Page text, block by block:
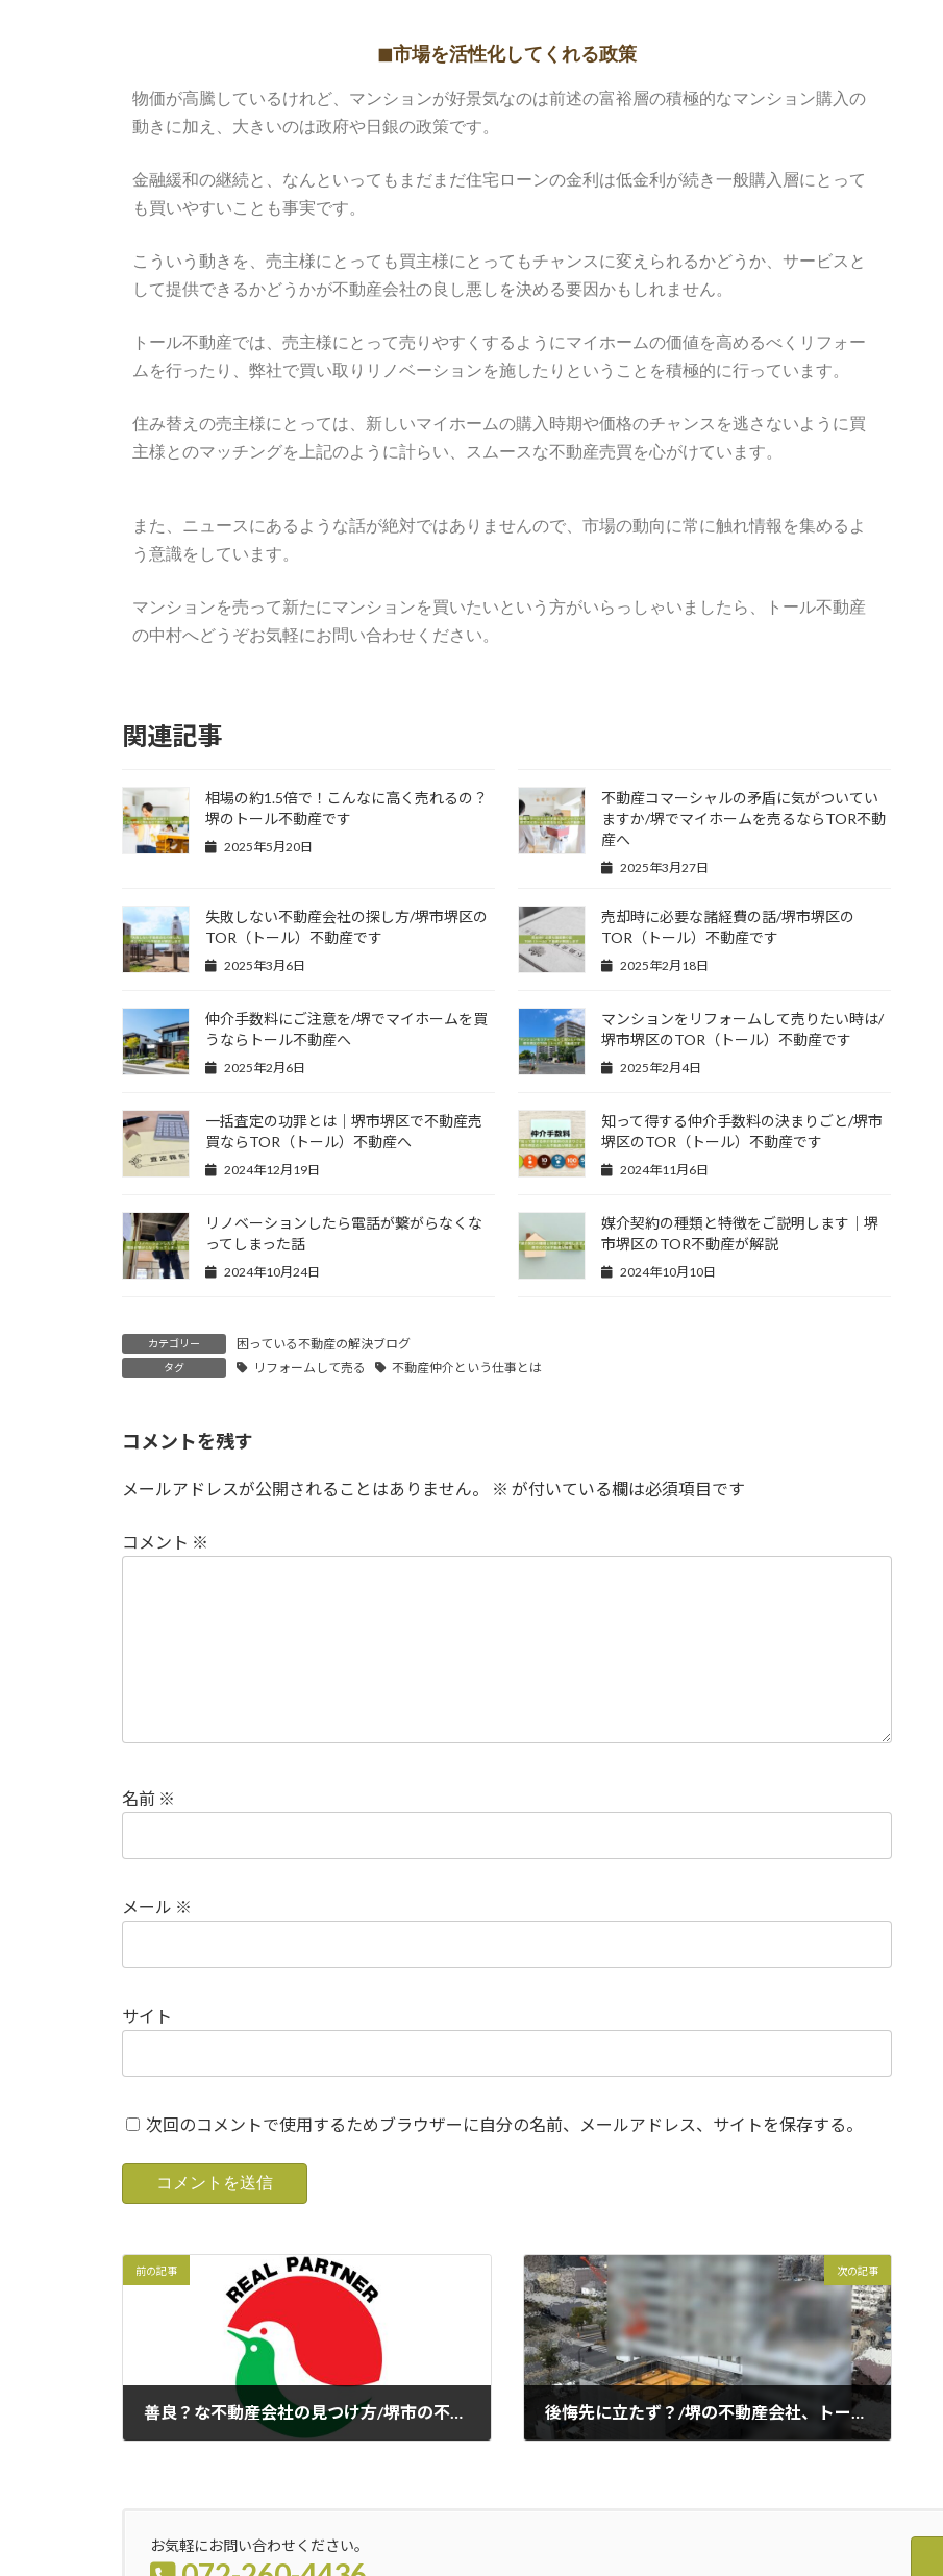
◼︎市場を活性化してくれる政策
物価が高騰しているけれど、マンションが好景気なのは前述の富裕層の積極的なマンション購入の
動きに加え、大きいのは政府や日銀の政策です。
金融緩和の継続と、なんといってもまだまだ住宅ローンの金利は低金利が続き一般購入層にとって
も買いやすいことも事実です。
こういう動きを、売主様にとっても買主様にとってもチャンスに変えられるかどうか、サービスと
して提供できるかどうかが不動産会社の良し悪しを決める要因かもしれません。
トール不動産では、売主様にとって売りやすくするようにマイホームの価値を高めるべくリフォー
ムを行ったり、弊社で買い取りリノベーションを施したりということを積極的に行っています。
住み替えの売主様にとっては、新しいマイホームの購入時期や価格のチャンスを逃さないように買
主様とのマッチングを上記のように計らい、スムースな不動産売買を心がけています。
また、ニュースにあるような話が絶対ではありませんので、市場の動向に常に触れ情報を集めるよ
う意識をしています。
マンションを売って新たにマンションを買いたいという方がいらっしゃいましたら、トール不動産
の中村へどうぞお気軽にお問い合わせください。
関連記事
相場の約1.5倍で！こんなに高く売れるの？
堺のトール不動産です
2025年5月20日
不動産コマーシャルの矛盾に気がついてい
ますか/堺でマイホームを売るならTOR不動
産へ
2025年3月27日
失敗しない不動産会社の探し方/堺市堺区の
TOR（トール）不動産です
2025年3月6日
売却時に必要な諸経費の話/堺市堺区の
TOR（トール）不動産です
2025年2月18日
仲介手数料にご注意を/堺でマイホームを買
うならトール不動産へ
2025年2月6日
マンションをリフォームして売りたい時は/
堺市堺区のTOR（トール）不動産です
2025年2月4日
一括査定の功罪とは｜堺市堺区で不動産売
買ならTOR（トール）不動産へ
2024年12月19日
知って得する仲介手数料の決まりごと/堺市
堺区のTOR（トール）不動産です
2024年11月6日
リノベーションしたら電話が繋がらなくな
ってしまった話
2024年10月24日
媒介契約の種類と特徴をご説明します｜堺
市堺区のTOR不動産が解説
2024年10月10日
カテゴリー 困っている不動産の解決ブログ
タグ リフォームして売る 不動産仲介という仕事とは
コメントを残す
メールアドレスが公開されることはありません。 ※ が付いている欄は必須項目です
コメント ※
名前 ※
メール ※
サイト
次回のコメントで使用するためブラウザーに自分の名前、メールアドレス、サイトを保存する。
前の記事
善良？な不動産会社の見つけ方/堺市の不動産販売会社TOR不動産です
次の記事
後悔先に立たず？/堺の不動産会社、トール不動産です
お気軽にお問い合わせください。